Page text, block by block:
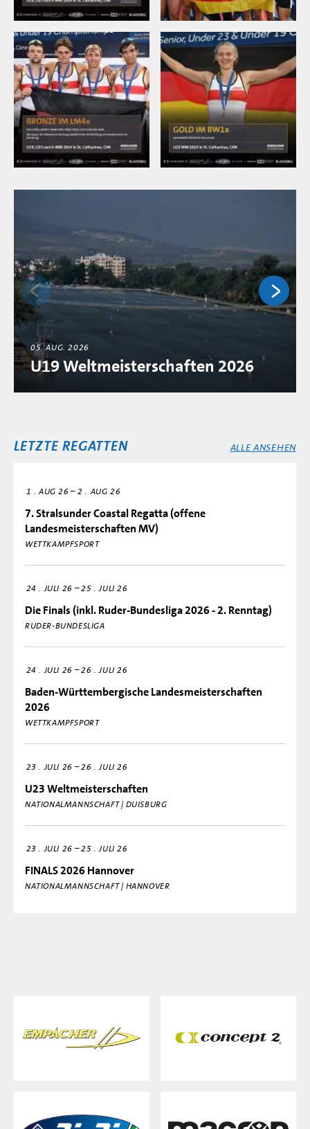
05. AUG. 2026
U19 Weltmeisterschaften 2026
LETZTE REGATTEN ALLE ANSEHEN
1 AUG 26 –2 AUG 26
7. Stralsunder Coastal Regatta (offene
Landesmeisterschaften MV)
WETTKAMPFSPORT
24 JULI 26 –25 JULI 26
Die Finals (inkl. Ruder-Bundesliga 2026 - 2. Renntag)
RUDER-BUNDESLIGA
24 JULI 26 –26 JULI 26
Baden-Württembergische Landesmeisterschaften
2026
WETTKAMPFSPORT
23 JULI 26 –26 JULI 26
U23 Weltmeisterschaften
NATIONALMANNSCHAFT | DUISBURG
23 JULI 26 –25 JULI 26
FINALS 2026 Hannover
NATIONALMANNSCHAFT | HANNOVER